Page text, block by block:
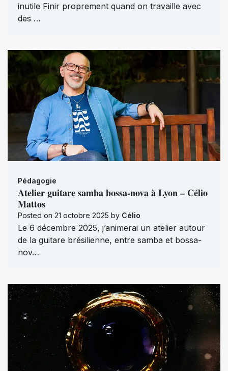
inutile Finir proprement quand on travaille avec
des …
Pédagogie
Atelier guitare samba bossa-nova à Lyon – Célio
Mattos
Posted on 21 octobre 2025 by Célio
Le 6 décembre 2025, j’animerai un atelier autour
de la guitare brésilienne, entre samba et bossa-
nov…